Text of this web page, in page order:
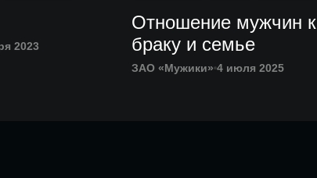
2023
Отношение мужчин к
браку и семье
ЗАО «Мужики» 4 июля 2025